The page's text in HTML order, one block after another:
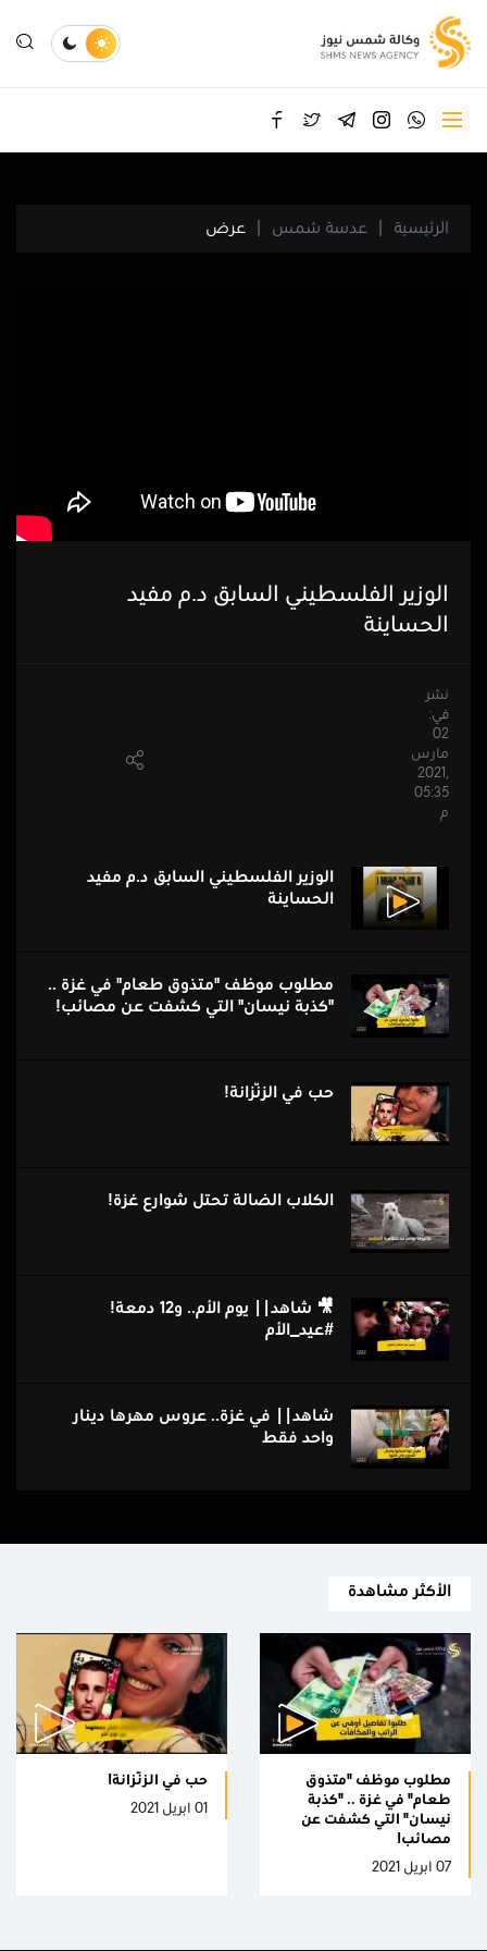
الرئيسية عدسة شمس عرض
الوزير الفلسطيني السابق د.م مفيد
الحساينة
نشر
في:
02
مارس
,2021
05:35
م
الوزير الفلسطيني السابق د.م مفيد
الحساينة
مطلوب موظف "متذوق طعام" في غزة ..
"كذبة نيسان" التي كشفت عن مصائب!
حب فِي الزّنزانة!
الكلاب الضالة تحتل شوارع غزة!
🎥 شاهد|| يوم الأم.. و12 دمعة!
#عيد_الأم
شاهد|| في غزة.. عروس مهرها دينار
واحد فقط
الأكثر مشاهدة
مطلوب موظف "متذوق
طعام" في غزة .. "كذبة
نيسان" التي كشفت عن
مصائب!
07 ابريل 2021
حب فِي الزّنزانة!
01 ابريل 2021